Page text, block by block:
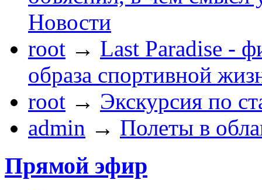
Новости
root → Last Paradise -
образа спортивной
root → Экскурсия по
admin → Полеты в
Прямой эфир